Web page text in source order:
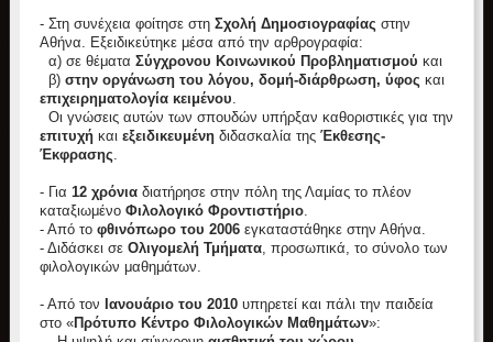
- Στη συνέχεια φοίτησε στη Σχολή Δημοσιογραφίας στην
Αθήνα. Εξειδικεύτηκε μέσα από την αρθρογραφία:
α) σε θέματα Σύγχρονου Κοινωνικού Προβληματισμού και
β) στην οργάνωση του λόγου, δομή-διάρθρωση, ύφος και
επιχειρηματολογία κειμένου.
Οι γνώσεις αυτών των σπουδών υπήρξαν καθοριστικές για την
επιτυχήκαι εξειδικευμένη διδασκαλία της Έκθεσης-
Έκφρασης.
- Για 12 χρόνιαδιατήρησε στην πόλη της Λαμίας το πλέον
καταξιωμένο Φιλολογικό Φροντιστήριο.
- Από το φθινόπωρο του 2006εγκαταστάθηκε στην Αθήνα.
- Διδάσκει σε Ολιγομελή Τμήματα, προσωπικά, το σύνολο των
φιλολογικών μαθημάτων.
- Από τον Ιανουάριο του 2010υπηρετεί και πάλι την παιδεία
στο «Πρότυπο Κέντρο Φιλολογικών Μαθημάτων»: